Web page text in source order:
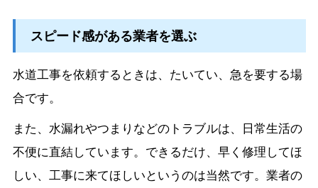
スピード感がある業者を選ぶ
水道工事を依頼するときは、たいてい、急を要する場
合です。
また、水漏れやつまりなどのトラブルは、日常生活の
不便に直結しています。できるだけ、早く修理してほ
しい、工事に来てほしいというのは当然です。業者の